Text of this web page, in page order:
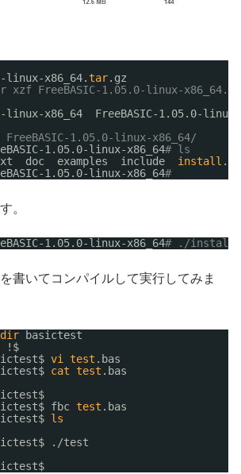
linux-x86_64.tar.gz
xzf FreeBASIC-1.05.0-linux-
linux-x86_64  FreeBASIC-1.05.0-
FreeBASIC-1.05.0-linux-x86_64/
1.05.0-linux-x86_64# ls
doc  examples  include install
1.05.0-linux-x86_64#
。
1.05.0-linux-x86_64# ./
書いてコンパイルして実行してみま
basictest
!$
$ vi test .bas
$ cat test .bas
$
$ fbc test .bas
$ ls
$ . /test
$